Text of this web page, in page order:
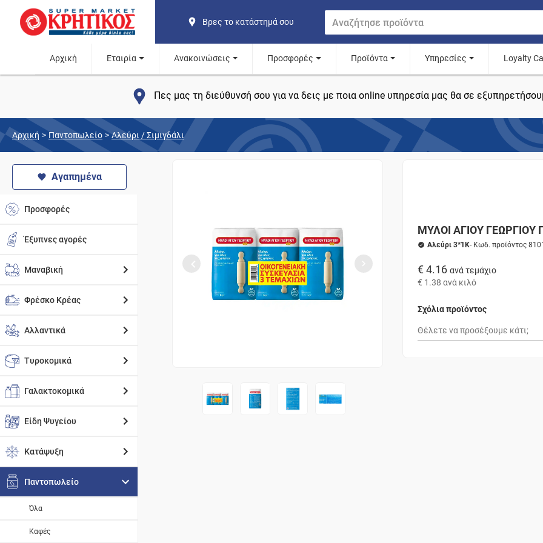
Βρες το κατάστημά σου
Αρχική Εταιρία Ανακοινώσεις Προσφορές Προϊόντα Υπηρεσίες Loyalty
Πες μας τη διεύθυνσή σου για να δεις με ποια online υπηρεσία μας θα σε
Αρχική > Παντοπωλείο > Αλεύρι / Σιμιγδάλι
Αγαπημένα
Προσφορές
Έξυπνες αγορές
Μαναβική
Φρέσκο Κρέας
Αλλαντικά
Τυροκομικά
Γαλακτοκομικά
Είδη Ψυγείου
Κατάψυξη
Παντοπωλείο
Όλα
Καφές
ΜΥΛΟΙ ΑΓΙΟΥ ΓΕΩΡΓΙΟΥ
Αλεύρι 3*1K- Κωδ. προϊόντος
€ 4.16 ανά τεμάχιο
€ 1.38 ανά κιλό
Σχόλια προϊόντος